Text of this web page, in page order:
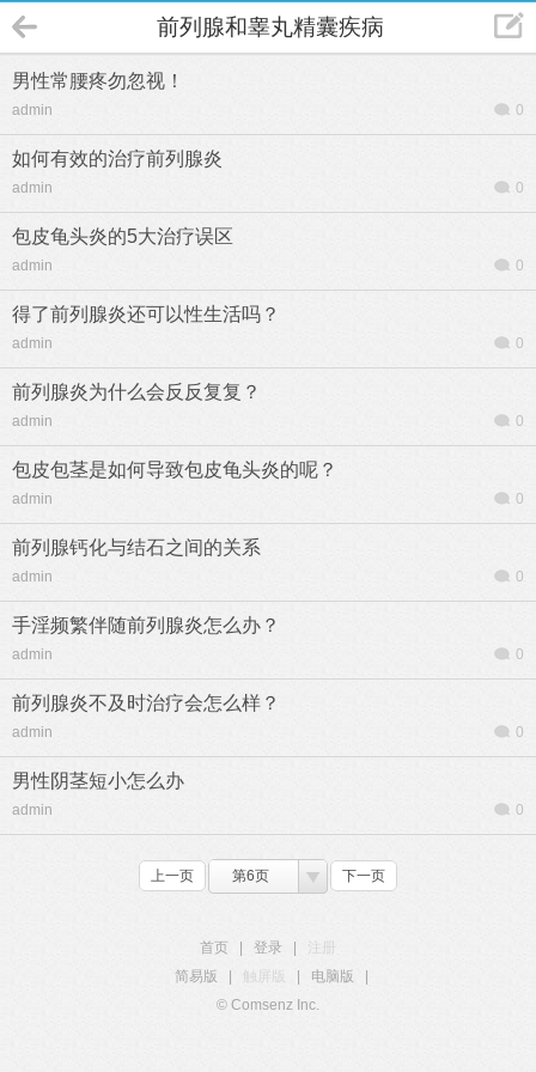
前列腺和睾丸精囊疾病
男性常腰疼勿忽视！
admin 0
如何有效的治疗前列腺炎
admin 0
包皮龟头炎的5大治疗误区
admin 0
得了前列腺炎还可以性生活吗？
admin 0
前列腺炎为什么会反反复复？
admin 0
包皮包茎是如何导致包皮龟头炎的呢？
admin 0
前列腺钙化与结石之间的关系
admin 0
手淫频繁伴随前列腺炎怎么办？
admin 0
前列腺炎不及时治疗会怎么样？
admin 0
男性阴茎短小怎么办
admin 0
上一页 第6页 下一页
首页 登录
注册
简易版
触屏版 电脑版
© Comsenz Inc.